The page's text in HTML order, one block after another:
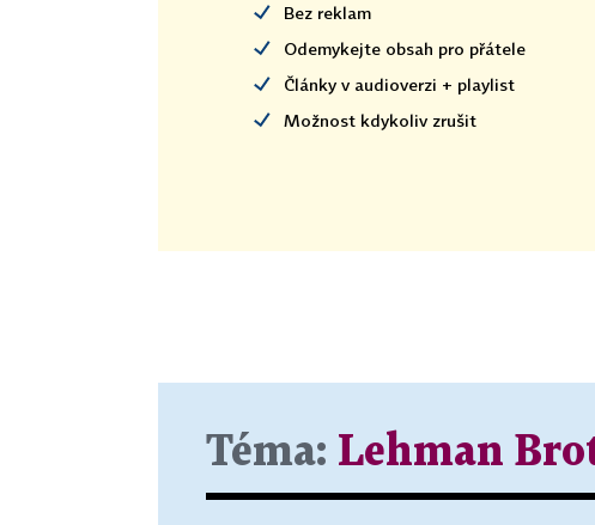
Bez reklam
Odemykejte obsah pro přátele
Články v audioverzi + playlist
Možnost kdykoliv zrušit
Téma: Lehman